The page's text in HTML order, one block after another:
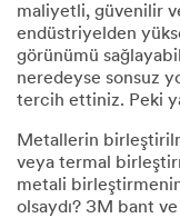
maliyetli, güvenilir
endüstriyelden
görünümü
neredeyse sonsuz
tercih ettiniz. Peki
Metallerin
veya termal
metali
olsaydı? 3M bant